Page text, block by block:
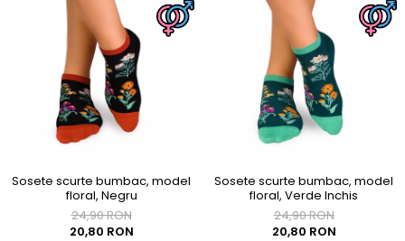
Sosete scurte bumbac, model
floral, Negru
24,90 RON
20,80 RON
Sosete scurte bumbac, model
floral, Verde Inchis
24,90 RON
20,80 RON